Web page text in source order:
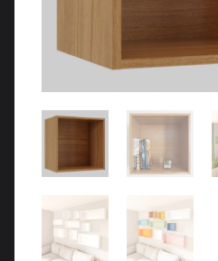
Étagères
Meubles de chambre
Chambre